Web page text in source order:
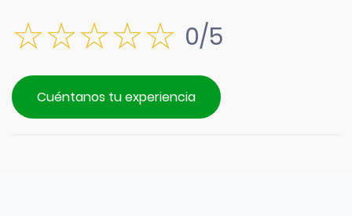
0/5
Cuéntanos tu experiencia